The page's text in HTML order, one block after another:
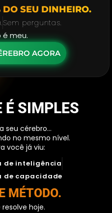
DO SEU DINHEIRO.
Sem perguntas.
é meu.
AGORA
É SIMPLES
seu cérebro…
no mesmo nível.
você já viu:
de inteligência
de capacidade
MÉTODO.
resolve hoje.